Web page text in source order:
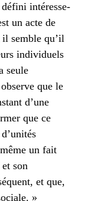
intéresse-
un acte de
semble qu’il
individuels
seule
que le
d’une
que ce
un fait
son
et que,
»